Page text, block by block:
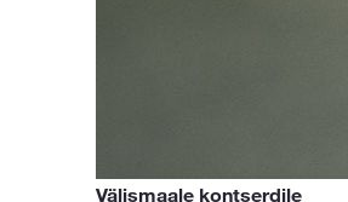
Välismaale kontserdile